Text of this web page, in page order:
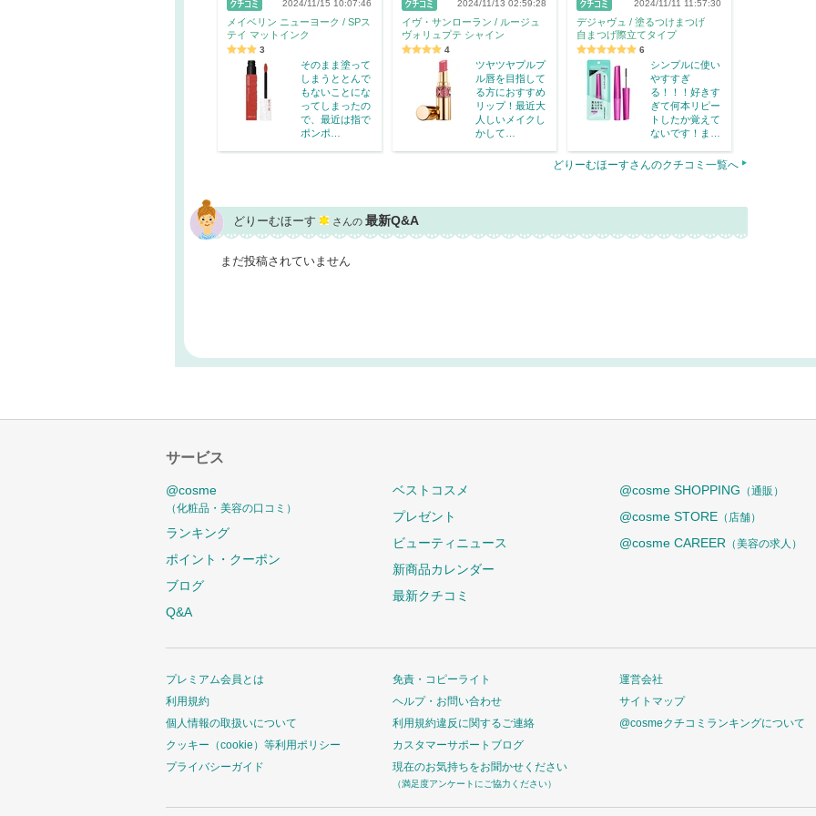
2024/11/15 10:07:46
メイベリン ニューヨーク / SPス
テイ マットインク
3
そのまま塗って
しまうととんで
もないことにな
ってしまったの
で、最近は指で
ポンポ…
2024/11/13 02:59:28
イヴ・サンローラン / ルージュ
ヴォリュプテ シャイン
4
ツヤツヤプルプ
ル唇を目指して
る方におすすめ
リップ！最近大
人しいメイクし
かして…
2024/11/11 11:57:30
デジャヴュ / 塗るつけまつげ
自まつげ際立てタイプ
6
シンプルに使い
やすすぎ
る！！！好きす
ぎて何本リピー
トしたか覚えて
ないです！ま…
どりーむほーすさんのクチコミ一覧へ
どりーむほーす さんの 最新Q&A
まだ投稿されていません
サービス
@cosme
（化粧品・美容の口コミ）
ランキング
ポイント・クーポン
ブログ
Q&A
ベストコスメ
プレゼント
ビューティニュース
新商品カレンダー
最新クチコミ
@cosme SHOPPING （通販）
@cosme STORE （店舗）
@cosme CAREER （美容の求人）
プレミアム会員とは
利用規約
個人情報の取扱いについて
クッキー（cookie）等利用ポリシー
プライバシーガイド
免責・コピーライト
ヘルプ・お問い合わせ
利用規約違反に関するご連絡
カスタマーサポートブログ
現在のお気持ちをお聞かせください
（満足度アンケートにご協力ください）
運営会社
サイトマップ
@cosmeクチコミランキングについて